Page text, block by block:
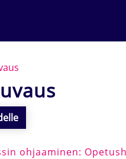
ohjaaminen: